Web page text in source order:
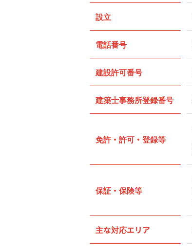
設立
電話番号
建設許可番号
建築士事務所登録番号
免許・許可・登録等
保証・保険等
主な対応エリア